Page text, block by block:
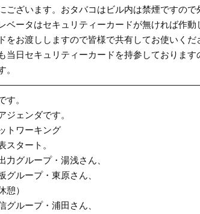
ございます。おタバコはビル内は禁煙ですので
ベータはセキュリティーカードが無ければ作動
をお渡ししますので皆様で共有してお使いくだ
当日セキュリティーカードを持参しております
。
す。
ジェンダです。
トワーキング
タート。
ープ・湯浅さん、
プ・東原さん、
プ・浦田さん、